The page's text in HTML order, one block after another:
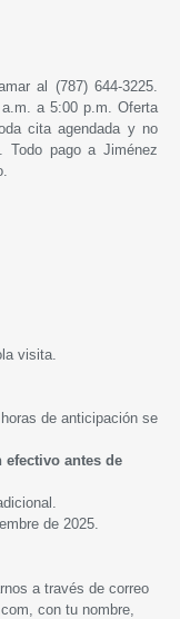
al (787) 644-3225.
a 5:00 p.m. Oferta
cita agendada y no
Todo pago a Jiménez
visita.
de anticipación se
efectivo antes de
de 2025.
a través de correo
, con tu nombre,